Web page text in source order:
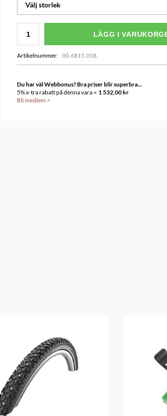
Välj storlek
LÄGG I
Artikelnummer: 00.6815.058.
Du har väl Webbonus? Bra priser blir superbra...
5% x-tra rabatt på denna vara = 1 532,00 kr
Bli medlem >